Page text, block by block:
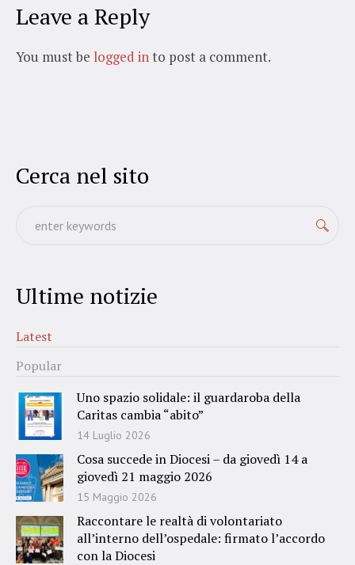
Leave a Reply
You must be logged into post a comment.
Cerca nel sito
Ultime notizie
Latest
Popular
Uno spazio solidale: il guardaroba della
Caritas cambia “abito”
14 Luglio 2026
Cosa succede in Diocesi – da giovedì 14 a
giovedì 21 maggio 2026
15 Maggio 2026
Raccontare le realtà di volontariato
all’interno dell’ospedale: firmato l’accordo
con la Diocesi